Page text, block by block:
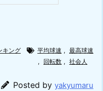
キング 平均球速 , 最高球速
,
回転数 , 社会人
Posted by yakyumaru